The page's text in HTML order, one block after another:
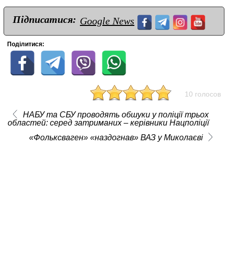
Підписатися: Google News
Поділитися:
10 голосов
НАБУ та СБУ проводять обшуки у поліції трьох
областей: серед затриманих – керівники Нацполіції
«Фольксваген» «наздогнав» ВАЗ у Миколаєві